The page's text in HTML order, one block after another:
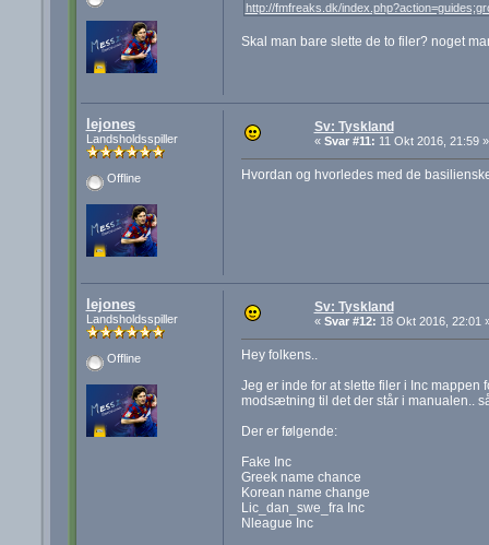
http://fmfreaks.dk/
Skal man bare slette de to filer? noget
lejones
Landsholdsspiller
Offline
Sv: Tyskland
« Svar #11: 11 Okt 2016, 21:59 »
Hvordan og hvorledes med de
lejones
Landsholdsspiller
Offline
Sv: Tyskland
« Svar #12: 18 Okt 2016, 22:01
Hey folkens..
Jeg er inde for at slette filer i Inc mappen
modsætning til det der står i manualen..
Der er følgende:
Fake Inc
Greek name chance
Korean name change
Lic_dan_swe_fra Inc
Nleague Inc